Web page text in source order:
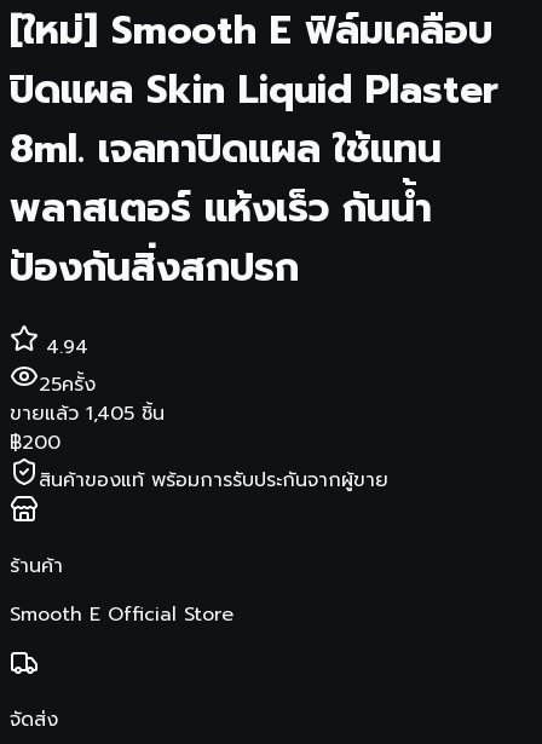
[ใหม่] Smooth E ฟิล์มเคลือบ
ปิดแผล Skin Liquid Plaster
8ml. เจลทาปิดแผล ใช้แทน
พลาสเตอร์ แห้งเร็ว กันน้ำ
ป้องกันสิ่งสกปรก
4.94
25ครั้ง
ขายแล้ว 1,405 ชิ้น
฿200
สินค้าของแท้ พร้อมการรับประกันจากผู้ขาย
ร้านค้า
Smooth E Official Store
จัดส่ง